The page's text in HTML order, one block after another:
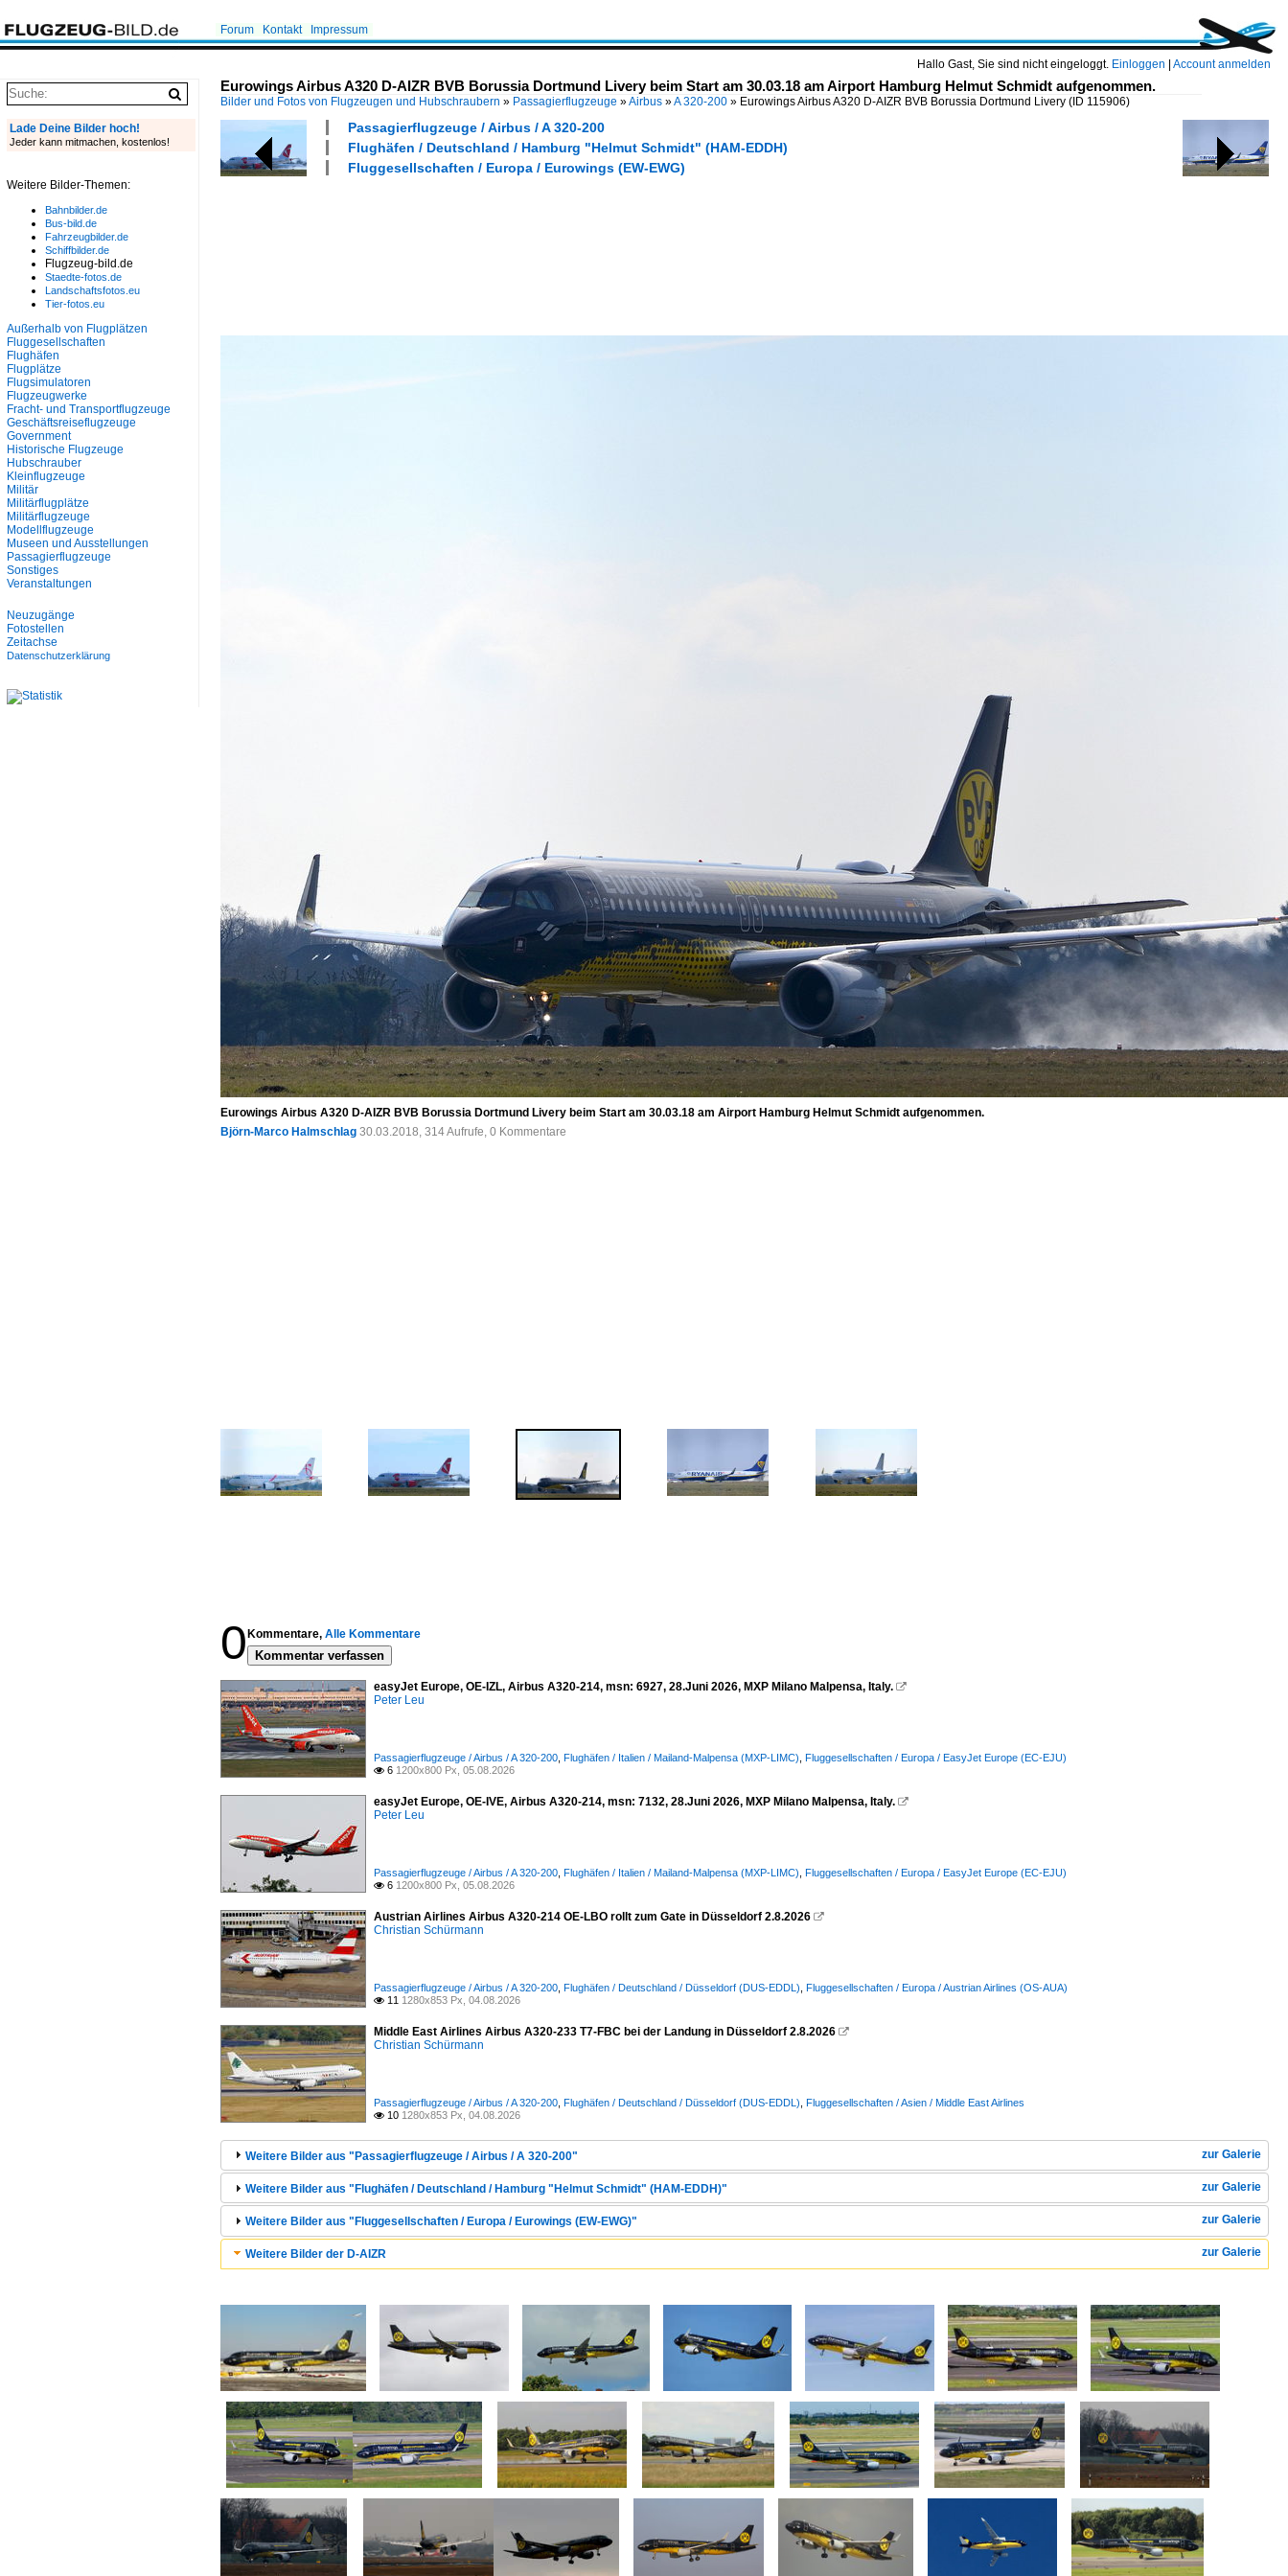
Hallo Gast, Sie sind nicht eingeloggt. Einloggen Account anmelden
Forum Kontakt Impressum
Eurowings Airbus A320 D-AIZR BVB Borussia Dortmund Livery beim Start am 30.03.18 am Airport Hamburg Helmut Schmidt aufgenommen.
Bilder und Fotos von Flugzeugen und Hubschraubern » Passagierflugzeuge »Airbus »A 320-200 » Eurowings Airbus A320 D-AIZR BVB Borussia Dortmund Livery (ID 115906)
Passagierflugzeuge / Airbus / A 320-200
Flughäfen / Deutschland / Hamburg "Helmut Schmidt" (HAM-EDDH)
Fluggesellschaften / Europa / Eurowings (EW-EWG)
Eurowings Airbus A320 D-AIZR BVB Borussia Dortmund Livery beim Start am 30.03.18 am Airport Hamburg Helmut Schmidt aufgenommen.
Björn-Marco Halmschlag 30.03.2018, 314 Aufrufe, 0 Kommentare
0 Kommentare, Alle Kommentare
Kommentar verfassen
easyJet Europe, OE-IZL, Airbus A320-214, msn: 6927, 28.Juni 2026, MXP Milano Malpensa, Italy. 
Peter Leu
Passagierflugzeuge / Airbus / A 320-200 Flughäfen / Italien / Mailand-Malpensa (MXP-LIMC) Fluggesellschaften / Europa / EasyJet Europe (EC-EJU)
 6 1200x800 Px, 05.08.2026
easyJet Europe, OE-IVE, Airbus A320-214, msn: 7132, 28.Juni 2026, MXP Milano Malpensa, Italy. 
Peter Leu
Passagierflugzeuge / Airbus / A 320-200 Flughäfen / Italien / Mailand-Malpensa (MXP-LIMC) Fluggesellschaften / Europa / EasyJet Europe (EC-EJU)
 6 1200x800 Px, 05.08.2026
Austrian Airlines Airbus A320-214 OE-LBO rollt zum Gate in Düsseldorf 2.8.2026 
Christian Schürmann
Passagierflugzeuge / Airbus / A 320-200 Flughäfen / Deutschland / Düsseldorf (DUS-EDDL) Fluggesellschaften / Europa / Austrian Airlines (OS-AUA)
 11 1280x853 Px, 04.08.2026
Middle East Airlines Airbus A320-233 T7-FBC bei der Landung in Düsseldorf 2.8.2026 
Christian Schürmann
Passagierflugzeuge / Airbus / A 320-200 Flughäfen / Deutschland / Düsseldorf (DUS-EDDL) Fluggesellschaften / Asien / Middle East Airlines
 10 1280x853 Px, 04.08.2026
zur Galerie
Weitere Bilder aus "Passagierflugzeuge / Airbus / A 320-200"
zur Galerie
Weitere Bilder aus "Flughäfen / Deutschland / Hamburg "Helmut Schmidt" (HAM-EDDH)"
zur Galerie
Weitere Bilder aus "Fluggesellschaften / Europa / Eurowings (EW-EWG)"
zur Galerie
Weitere Bilder der D-AIZR
Lade Deine Bilder hoch!
Jeder kann mitmachen, kostenlos!
Weitere Bilder-Themen:
Bahnbilder.de
Bus-bild.de
Fahrzeugbilder.de
Schiffbilder.de
Flugzeug-bild.de
Staedte-fotos.de
Landschaftsfotos.eu
Tier-fotos.eu
Außerhalb von Flugplätzen
Fluggesellschaften
Flughäfen
Flugplätze
Flugsimulatoren
Flugzeugwerke
Fracht- und Transportflugzeuge
Geschäftsreiseflugzeuge
Government
Historische Flugzeuge
Hubschrauber
Kleinflugzeuge
Militär
Militärflugplätze
Militärflugzeuge
Modellflugzeuge
Museen und Ausstellungen
Passagierflugzeuge
Sonstiges
Veranstaltungen
Neuzugänge
Fotostellen
Zeitachse
Datenschutzerklärung